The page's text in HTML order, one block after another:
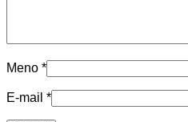
Meno *
E-mail *